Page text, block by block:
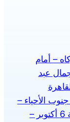
– أمام
عبد
الأحياء –
أمام أرض الجمارك – مدينة 6 أكتوبر –